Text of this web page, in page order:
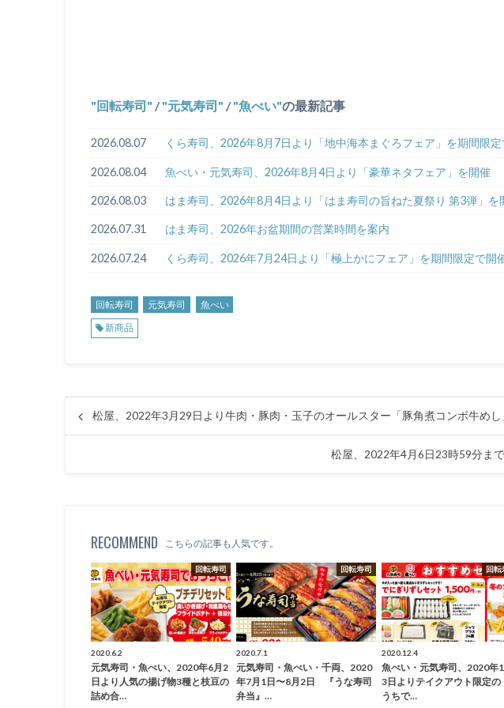
回転寿司 / 元気寿司 / 魚べい の最新記事
2026.08.07 くら寿司、2026年8月7日より「地中海本まぐろフェア」を期間限定
2026.08.04 魚べい・元気寿司、2026年8月4日より「豪華ネタフェア」を開催
2026.08.03 はま寿司、2026年8月4日より「はま寿司の旨ねた夏祭り 第3弾」を
2026.07.31 はま寿司、2026年お盆期間の営業時間を案内
2026.07.24 くら寿司、2026年7月24日より「極上かにフェア」を期間限定で開
回転寿司 元気寿司
魚べい
新商品
松屋、2022年3月29日より牛肉・豚肉・玉子のオールスター「豚角煮コンボ牛めし
松屋、2022年4月6日23時59分ま
RECOMMEND こちらの記事も人気です。
回転寿司
2020.6.2
元気寿司・魚べい、2020年6月2
日より人気の揚げ物3種と枝豆の
詰め合…
回転寿司
2020.7.1
元気寿司・魚べい・千両、2020
年7月1日〜8月2日 『うな寿司
弁当』…
回転
2020.12.4
魚べい・元気寿司、2020年
3日よりテイクアウト限定の
うちで…